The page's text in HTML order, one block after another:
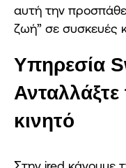
αυτή την
ζωή” σε συσκευές
Υπηρεσία
κινητό